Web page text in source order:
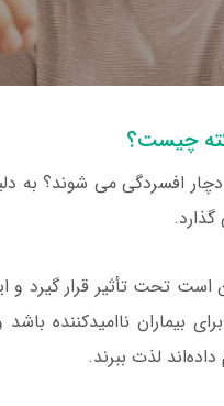
چیست؟
افسردگی می شوند؟ به
تحت تأثیر قرار گیرد و
بیماران ناامیدکننده
لذت ببرند.